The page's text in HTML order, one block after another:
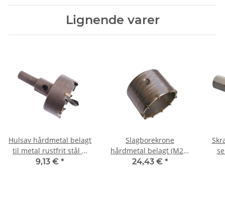
Lignende varer
Hulsav hårdmetal belagt
til metal rustfrit stål Ø
23 mm
9,13 € *
Slagborekrone
hårdmetal belagt (M22)
90 mm
24,43 € *